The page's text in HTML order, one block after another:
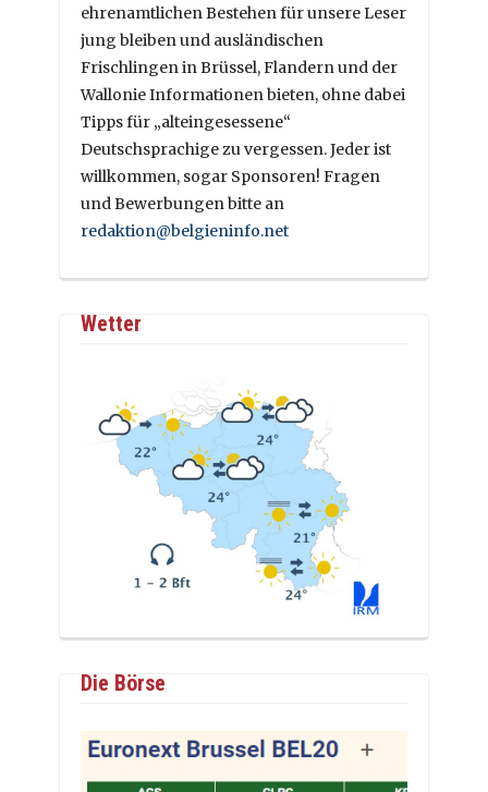
ehrenamtlichen Bestehen für unsere Leser
jung bleiben und ausländischen
Frischlingen in Brüssel, Flandern und der
Wallonie Informationen bieten, ohne dabei
Tipps für „alteingesessene“
Deutschsprachige zu vergessen. Jeder ist
willkommen, sogar Sponsoren! Fragen
und Bewerbungen bitte an
redaktion@belgieninfo.net
Wetter
Die Börse